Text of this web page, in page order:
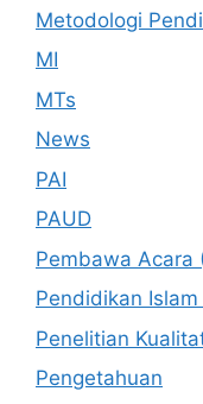
Metodologi
MI
MTs
News
PAI
PAUD
Pembawa Acara
Pendidikan
Penelitian
Pengetahuan